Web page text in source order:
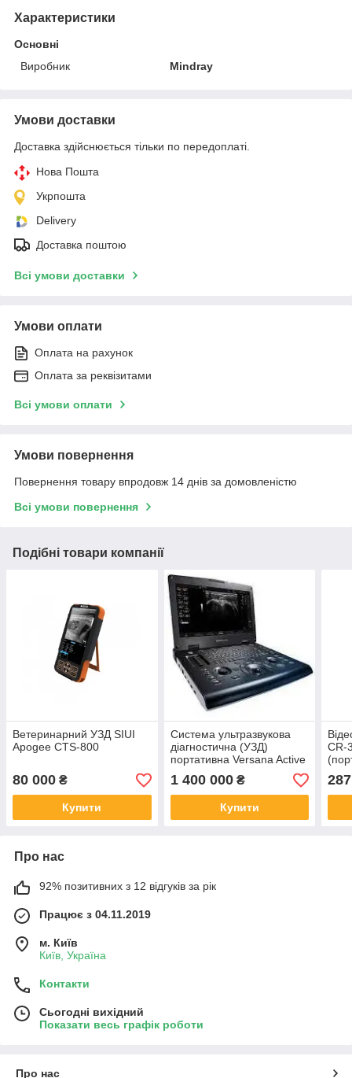
Характеристики
Основні
Виробник
Mindray
Умови доставки
Доставка здійснюється тільки по передоплаті.
Нова Пошта
Укрпошта
Delivery
Доставка поштою
Всі умови доставки
Умови оплати
Оплата на рахунок
Оплата за реквізитами
Всі умови оплати
Умови повернення
Повернення товару впродовж 14 днів за домовленістю
Всі умови повернення
Подібні товари компанії
Ветеринарний УЗД SIUI
Apogee CTS-800
80 000 ₴
Купити
Система ультразвукова
діагностична (УЗД)
портативна Versana Active
1 400 000₴
Купити
CR-
Про нас
92% позитивних з 12 відгуків за рік
Працює з 04.11.2019
м. Київ
Київ, Україна
Контакти
Сьогодні вихідний
Показати весь графік роботи
Про нас